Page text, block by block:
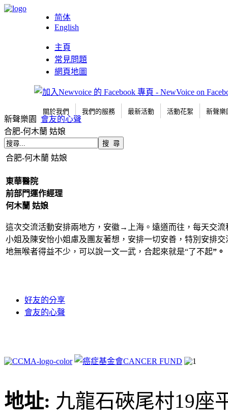
简体
English
主頁
常見問題
網頁地圖
關於我們 我們的服務 最新活動 活動花絮 新聲樂
新聲樂園
會友的心聲
合肥-何木蘭 姑娘
合肥-何木蘭 姑娘
東華醫院
前部門運作經理
何木蘭 姑娘
這次交流活動安排兩地方，安徽→上海。遠道而往，每天交
小姐及陳安怡小姐慮及團友著想，安排一切安善，特別安排
地無喉者得益不少，可以說一文一武，合起來就是“了不起”。
好友的分享
會友的心聲
地址: 九龍石硤尾村19座